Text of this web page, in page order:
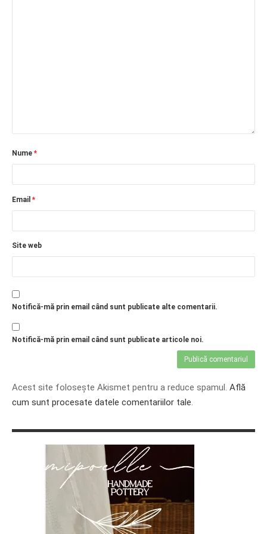
Nume *
Email *
Site web
Notifică-mă prin email când sunt publicate alte comentarii.
Notifică-mă prin email când sunt publicate articole noi.
Acest site folosește Akismet pentru a reduce spamul. Află
cum sunt procesate datele comentariilor tale.